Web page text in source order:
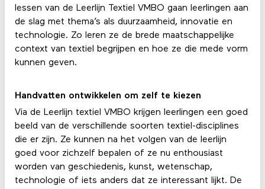
lessen van de Leerlijn Textiel VMBO gaan leerlingen aan
de slag met thema’s als duurzaamheid, innovatie en
technologie. Zo leren ze de brede maatschappelijke
context van textiel begrijpen en hoe ze die mede vorm
kunnen geven.
Handvatten ontwikkelen om zelf te kiezen
Via de Leerlijn textiel VMBO krijgen leerlingen een goed
beeld van de verschillende soorten textiel-disciplines
die er zijn. Ze kunnen na het volgen van de leerlijn
goed voor zichzelf bepalen of ze nu enthousiast
worden van geschiedenis, kunst, wetenschap,
technologie of iets anders dat ze interessant lijkt. De